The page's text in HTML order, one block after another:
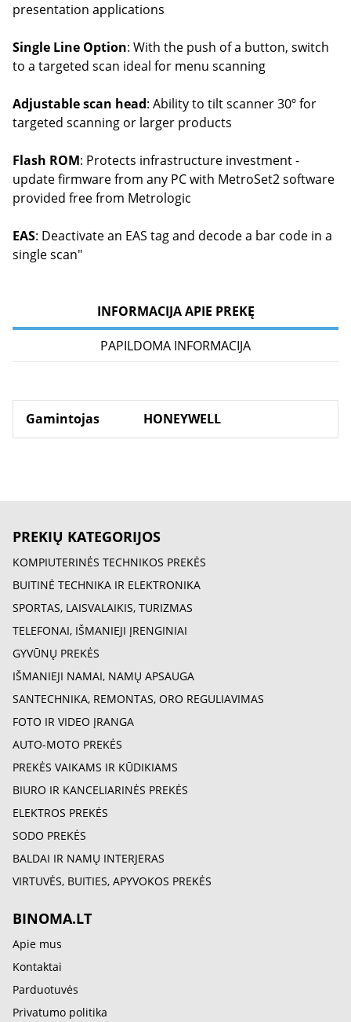
presentation applications
Single Line Option: With the push of a button, switch
to a targeted scan ideal for menu scanning
Adjustable scan head: Ability to tilt scanner 30º for
targeted scanning or larger products
Flash ROM: Protects infrastructure investment -
update firmware from any PC with MetroSet2 software
provided free from Metrologic
EAS: Deactivate an EAS tag and decode a bar code in a
single scan"
INFORMACIJA APIE PREKĘ
PAPILDOMA INFORMACIJA
Gamintojas HONEYWELL
PREKIŲ KATEGORIJOS
KOMPIUTERINĖS TECHNIKOS PREKĖS
BUITINĖ TECHNIKA IR ELEKTRONIKA
SPORTAS, LAISVALAIKIS, TURIZMAS
TELEFONAI, IŠMANIEJI ĮRENGINIAI
GYVŪNŲ PREKĖS
IŠMANIEJI NAMAI, NAMŲ APSAUGA
SANTECHNIKA, REMONTAS, ORO REGULIAVIMAS
FOTO IR VIDEO ĮRANGA
AUTO-MOTO PREKĖS
PREKĖS VAIKAMS IR KŪDIKIAMS
BIURO IR KANCELIARINĖS PREKĖS
ELEKTROS PREKĖS
SODO PREKĖS
BALDAI IR NAMŲ INTERJERAS
VIRTUVĖS, BUITIES, APYVOKOS PREKĖS
BINOMA.LT
Apie mus
Kontaktai
Parduotuvės
Privatumo politika